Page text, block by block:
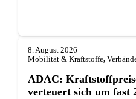
8. August 2026
Mobilität & Kraftstoffe,
ADAC:
verteuert sich um fast